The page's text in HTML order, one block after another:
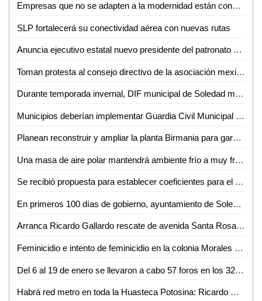
Empresas que no se adapten a la modernidad están condenadas a desaparecer: Edgardo Medina
SLP fortalecerá su conectividad aérea con nuevas rutas
Anuncia ejecutivo estatal nuevo presidente del patronato de la Fenapo
Toman protesta al consejo directivo de la asociación mexicana de museos y centros de ciencia y tecnología
Durante temporada invernal, DIF municipal de Soledad mantiene servicios de albergue
Municipios deberían implementar Guardia Civil Municipal para mejorar la seguridad: Diputada Sánchez de Lira
Planean reconstruir y ampliar la planta Birmania para garantizar abasto de agua a los vallenses
Una masa de aire polar mantendrá ambiente frío a muy frío durante la mañana y noche durante el fin de semana en San Luis Potosí
Se recibió propuesta para establecer coeficientes para el pago de participaciones e incentivos a municipios, para el ejercicio fiscal 2025
En primeros 100 días de gobierno, ayuntamiento de Soledad impulsa trámites para el desarrollo urbano ordenado
Arranca Ricardo Gallardo rescate de avenida Santa Rosa en Ciudad Valles
Feminicidio e intento de feminicidio en la colonia Morales en la capital potosina
Del 6 al 19 de enero se llevaron a cabo 57 foros en los 32 estados del país
Habrá red metro en toda la Huasteca Potosina: Ricardo Gallardo Cardona